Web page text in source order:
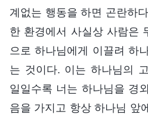
계없는 행동을 하면 곤란하
한 환경에서 사실상 사람은
으로 하나님에게 이끌려 하
는 것이다. 이는 하나님의
일일수록 너는 하나님을 경
음을 가지고 항상 하나님 앞